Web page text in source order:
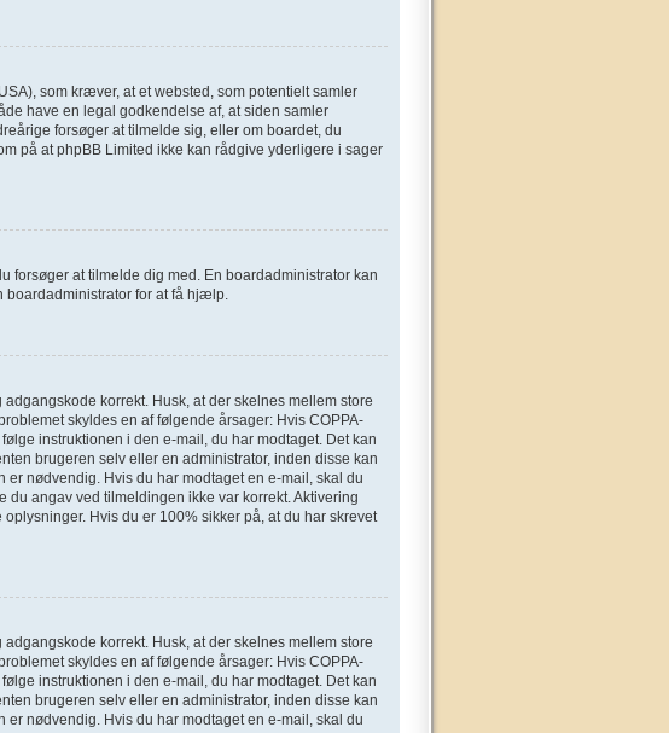
som kræver, at et websted, som potentielt samler
have en legal godkendelse af, at siden samler
forsøger at tilmelde sig, eller om boardet, du
på at phpBB Limited ikke kan rådgive yderligere i sager
forsøger at tilmelde dig med. En boardadministrator kan
boardadministrator for at få hjælp.
korrekt. Husk, at der skelnes mellem store
skyldes en af følgende årsager: Hvis COPPA-
instruktionen i den e-mail, du har modtaget. Det kan
brugeren selv eller en administrator, inden disse kan
nødvendig. Hvis du har modtaget en e-mail, skal du
angav ved tilmeldingen ikke var korrekt. Aktivering
Hvis du er 100% sikker på, at du har skrevet
korrekt. Husk, at der skelnes mellem store
skyldes en af følgende årsager: Hvis COPPA-
instruktionen i den e-mail, du har modtaget. Det kan
brugeren selv eller en administrator, inden disse kan
nødvendig. Hvis du har modtaget en e-mail, skal du